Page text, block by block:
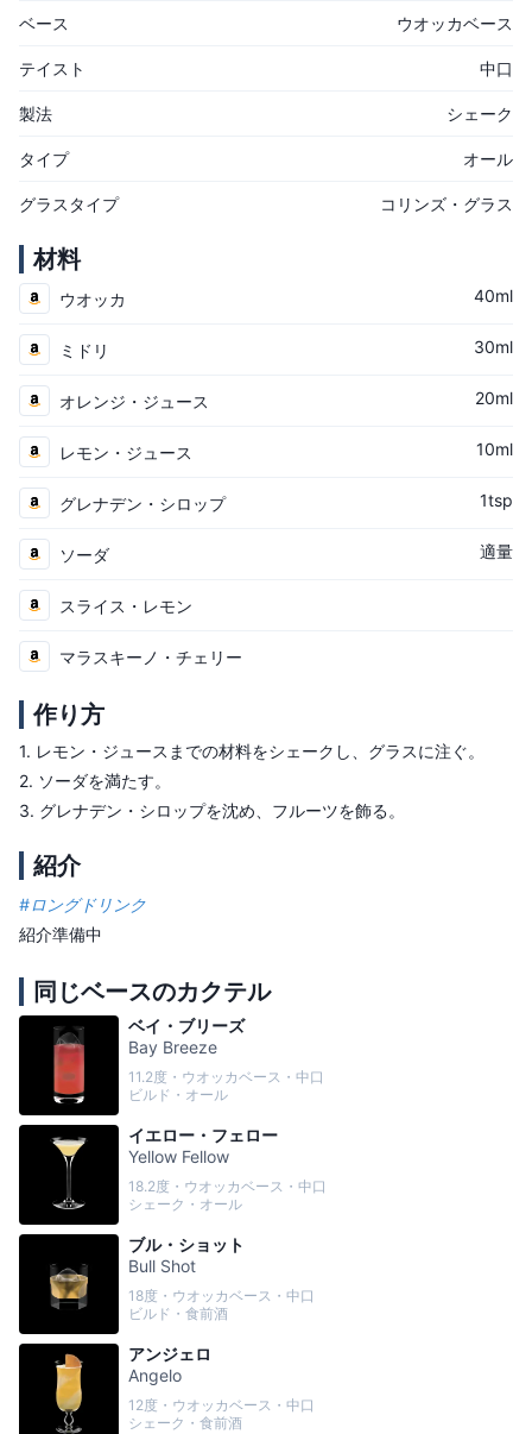
ベース ウオッカベース
テイスト 中口
製法 シェーク
タイプ オール
グラスタイプ コリンズ・グラス
材料
ウオッカ 40ml
ミドリ 30ml
オレンジ・ジュース 20ml
レモン・ジュース 10ml
グレナデン・シロップ 1tsp
ソーダ 適量
スライス・レモン
マラスキーノ・チェリー
作り方
1. レモン・ジュースまでの材料をシェークし、グラスに注ぐ。
2. ソーダを満たす。
3. グレナデン・シロップを沈め、フルーツを飾る。
紹介
#ロングドリンク
紹介準備中
同じベースのカクテル
ベイ・ブリーズ
Bay Breeze
11.2度・ウオッカベース・中口
ビルド・オール
イエロー・フェロー
Yellow Fellow
18.2度・ウオッカベース・中口
シェーク・オール
ブル・ショット
Bull Shot
18度・ウオッカベース・中口
ビルド・食前酒
アンジェロ
Angelo
12度・ウオッカベース・中口
シェーク・食前酒